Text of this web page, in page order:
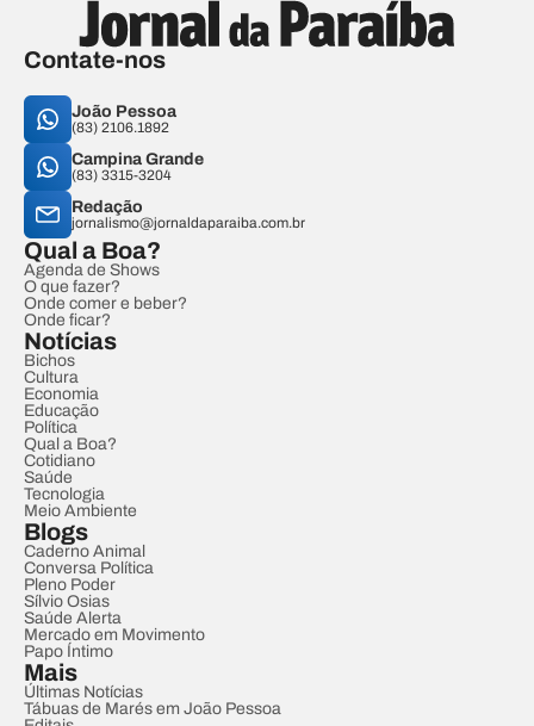
Contate-nos
João Pessoa
(83) 2106.1892
Campina Grande
(83) 3315-3204
Redação
jornalismo@jornaldaparaiba.com.br
Qual a Boa?
Agenda de Shows
O que fazer?
Onde comer e beber?
Onde ficar?
Notícias
Bichos
Cultura
Economia
Educação
Política
Qual a Boa?
Cotidiano
Saúde
Tecnologia
Meio Ambiente
Blogs
Caderno Animal
Conversa Política
Pleno Poder
Sílvio Osias
Saúde Alerta
Mercado em Movimento
Papo Íntimo
Mais
Últimas Notícias
Tábuas de Marés em João Pessoa